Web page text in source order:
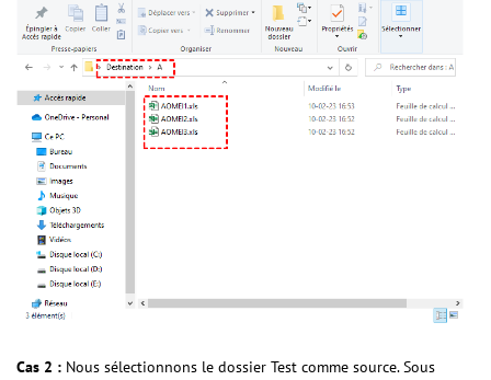
Cas 2 : Nous sélectionnons le dossier Test comme source. Sous